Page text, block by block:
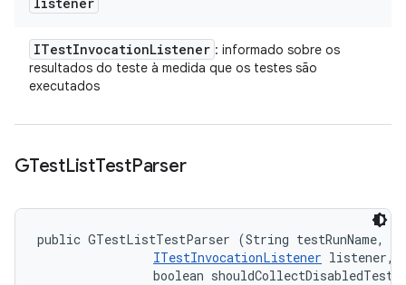
ITestInvocationListener : informado sobre os
resultados do teste à medida que os testes são
executados
GTestListTestParser
public GTestListTestParser (String testRunName,
ITestInvocationListener listener,
                boolean shouldCollectDisabledTest)